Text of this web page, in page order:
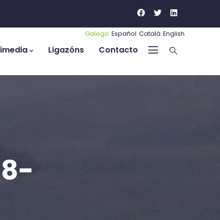
Galego Español Català English
Ligazóns Contacto